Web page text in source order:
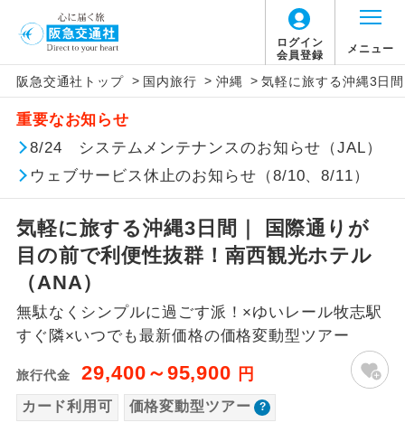
ログイン
会員登録
メニュー
阪急交通社トップ > 国内旅行 > 沖縄 > 気軽に旅する沖縄3日
重要なお知らせ
8/24 システムメンテナンスのお知らせ（JAL）
ウェブサービス休止のお知らせ（8/10、8/11）
気軽に旅する沖縄3日間｜ 国際通りが
目の前で利便性抜群！南西観光ホテル
（ANA）
無駄なくシンプルに過ごす派！×ゆいレール牧志駅
すぐ隣×いつでも最新価格の価格変動型ツアー
旅行代金 29,400～95,900 円
カード利用可 価格変動型ツアー
アイコン 説明
添乗員同行
往路出発空港（駅）から復路到着空港
（駅）まで同行します。
現地添乗員同
行
現地到着空港（駅）から最終日出発空港
（駅）まで添乗員が同行します。
バスガイド乗
務
バスガイドが乗務し、車内での観光案内
新コース 初登場のコースです。
世界遺産
ユネスコに登録されている文化遺産や自
然遺産を訪ねるコースです。
「価格変動型ツアー」に関するご案内
価格変動型ツアーとは
航空会社が設定する「個人包括旅行運
賃」を利用したツアーです。
お申し込み時期・ご利用便の空席状況に
よって料金が変動いたします。
以下の注意事項をあらかじめご了承いただき
ますようお願いいたします。
お支払いについて
お支払いは、クレジットカード決済のみとな